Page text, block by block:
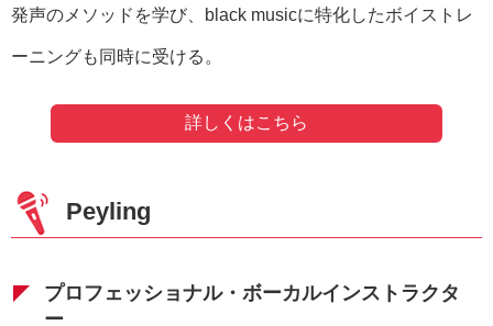
発声のメソッドを学び、black musicに特化したボイストレ
ーニングも同時に受ける。
詳しくはこちら
Peyling
プロフェッショナル・ボーカルインストラクタ
ー